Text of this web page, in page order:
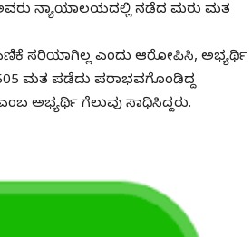
ನ್ಯಾಯಾಲಯದಲ್ಲಿ ನಡೆದ ಮರು ಮತ
ಸರಿಯಾಗಿಲ್ಲ ಎಂದು ಆರೋಪಿಸಿ, ಅಭ್ಯರ್ಥಿ
ಮತ ಪಡೆದು ಪರಾಭವಗೊಂಡಿದ್ದ
ಅಭ್ಯರ್ಥಿ ಗೆಲುವು ಸಾಧಿಸಿದ್ದರು.